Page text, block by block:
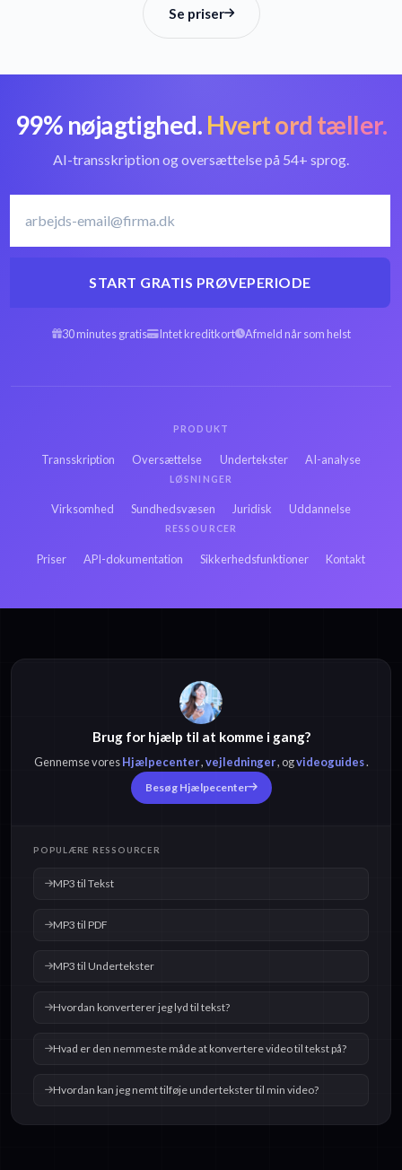
Se priser
99% nøjagtighed. Hvert ord tæller.
AI-transskription og oversættelse på 54+ sprog.
START GRATIS PRØVEPERIODE
30 minutes gratis Intet kreditkort Afmeld når som helst
PRODUKT
Transskription Oversættelse Undertekster AI-analyse
LØSNINGER
Virksomhed Sundhedsvæsen Juridisk Uddannelse
RESSOURCER
Priser API-dokumentation Sikkerhedsfunktioner Kontakt
Brug for hjælp til at komme i gang?
Gennemse voresHjælpecenter,vejledninger, ogvideoguides.
Besøg Hjælpecenter
POPULÆRE RESSOURCER
MP3 til Tekst
MP3 til PDF
MP3 til Undertekster
Hvordan konverterer jeg lyd til tekst?
Hvad er den nemmeste måde at konvertere video til tekst på?
Hvordan kan jeg nemt tilføje undertekster til min video?